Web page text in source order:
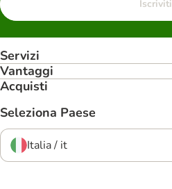
Iscriviti
Servizi
Vantaggi
Acquisti
Seleziona Paese
Italia / it